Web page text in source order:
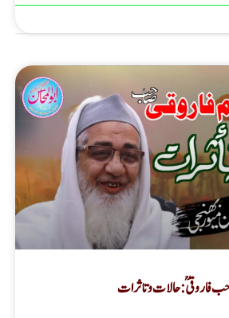
فاروقیؒ : حالات و تاثرات